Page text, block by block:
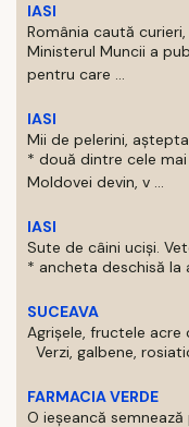
IASI
România caută
Ministerul Muncii a
pentru care ...
IASI
Mii de pelerini,
* două dintre cele
Moldovei devin, v ...
IASI
Sute de câini uciși.
* ancheta deschisă la
SUCEAVA
Agrișele, fructele
Verzi, galbene,
FARMACIA VERDE
O ieșeancă